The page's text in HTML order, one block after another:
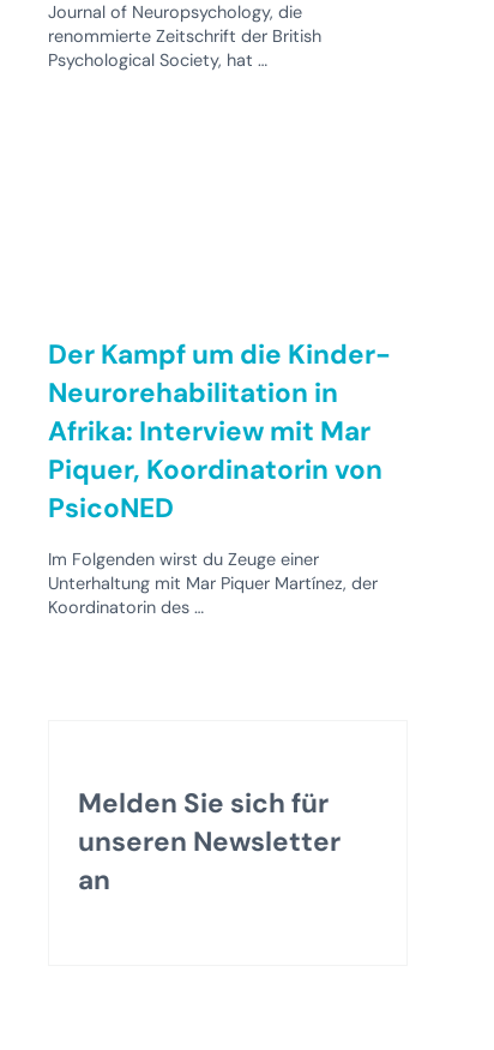
Journal of Neuropsychology, die
renommierte Zeitschrift der British
Psychological Society, hat …
Der Kampf um die Kinder-
Neurorehabilitation in
Afrika: Interview mit Mar
Piquer, Koordinatorin von
PsicoNED
Im Folgenden wirst du Zeuge einer
Unterhaltung mit Mar Piquer Martínez, der
Koordinatorin des …
Melden Sie sich für
unseren Newsletter
an